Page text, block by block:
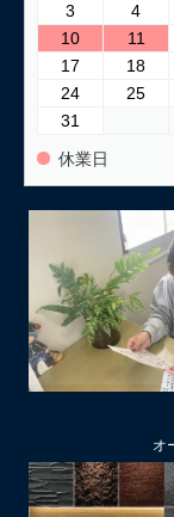
2026/03/24
古い壁の塗り替
2026/03/06
「壁カラー」は
にも！
土壁リフォーム
2026/02/12
土壁仕上げ材「
くするには
2026/01/22
厚付け補修用中
3
4
10
11
17
18
24
25
31
休業日
オ